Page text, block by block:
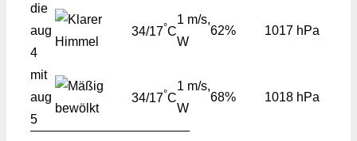
die
aug
4
34/17°C
1 m/s,
W
62% 1017 hPa
mit
aug
5
34/17°C
1 m/s,
W
68% 1018 hPa